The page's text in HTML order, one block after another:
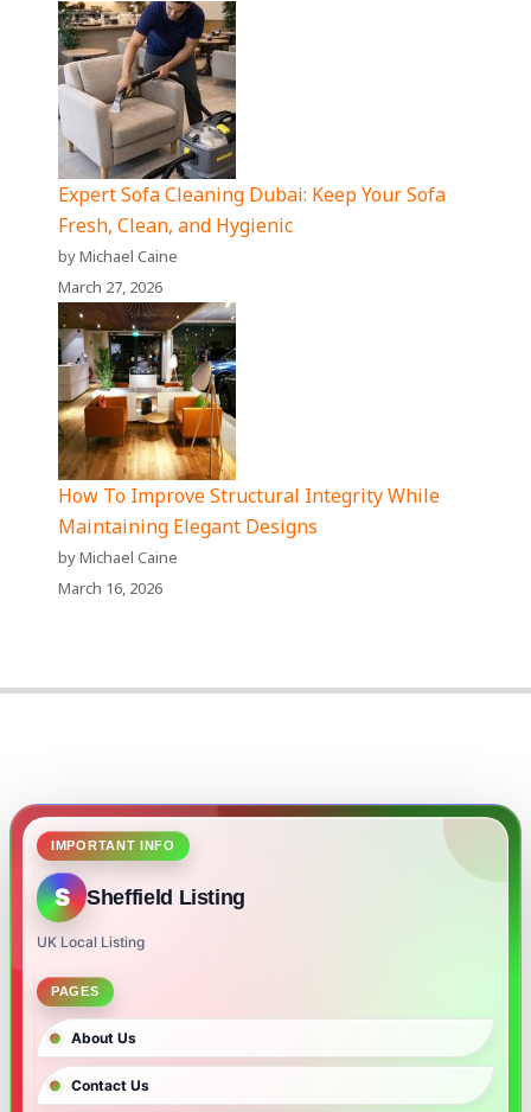
Expert Sofa Cleaning Dubai: Keep Your Sofa
Fresh, Clean, and Hygienic
by Michael Caine
March 27, 2026
How To Improve Structural Integrity While
Maintaining Elegant Designs
by Michael Caine
March 16, 2026
IMPORTANT INFO
S Sheffield Listing
UK Local Listing
PAGES
About Us
Contact Us